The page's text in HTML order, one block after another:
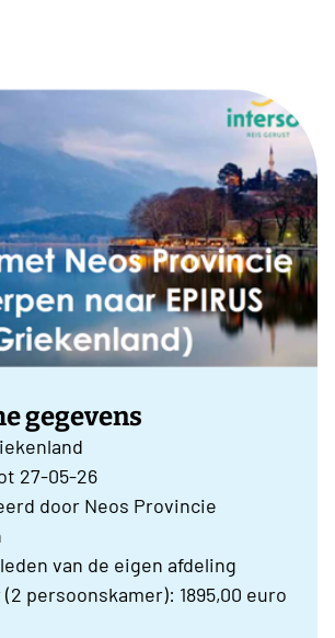
gegevens
27-05-26
door Neos Provincie
van de eigen afdeling
persoonskamer): 1895,00 euro